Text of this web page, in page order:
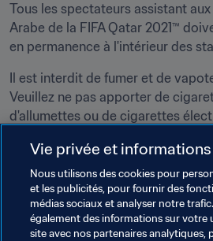
Tous les spectateurs assistant
Arabe de la FIFA Qatar 2021™
en permanence à l'intérieur des
Il est interdit de fumer et de
Veuillez ne pas apporter de
d'allumettes ou de cigarettes
Pour en savoir plus sur la
dernières informations sur la
FIFA.com/tickets.
Vie privée et
Nous utilisons des cookies pour
et les publicités, pour fournir des
médias sociaux et analyser notre
également des informations sur votre
site avec nos partenaires analytiques,